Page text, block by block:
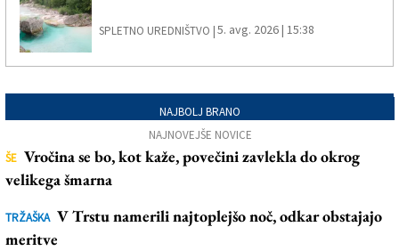
SPLETNO UREDNIŠTVO |5. avg. 2026 | 15:38
NAJBOLJ BRANO
NAJNOVEJŠE NOVICE
ŠE Vročina se bo, kot kaže, povečini zavlekla do okrog
velikega šmarna
TRŽAŠKA V Trstu namerili najtoplejšo noč, odkar obstajajo
meritve